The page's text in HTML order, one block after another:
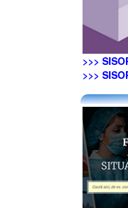
>>>
>>>